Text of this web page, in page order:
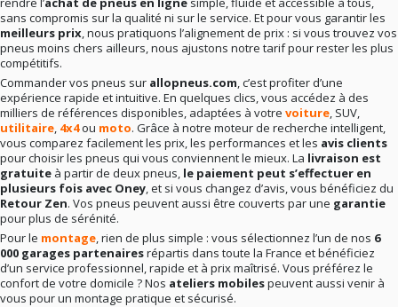
sans compromis sur la qualité ni sur le service. Et pour vous garantir les
meilleurs prix, nous pratiquons l’alignement de prix : si vous trouvez vos
pneus moins chers ailleurs, nous ajustons notre tarif pour rester les plus
compétitifs.
Commander vos pneus sur allopneus.com, c’est profiter d’une
expérience rapide et intuitive. En quelques clics, vous accédez à des
milliers de références disponibles, adaptées à votre voiture, SUV,
utilitaire, 4x4ou moto. Grâce à notre moteur de recherche intelligent,
vous comparez facilement les prix, les performances et les avis clients
pour choisir les pneus qui vous conviennent le mieux. La livraison est
gratuite à partir de deux pneus, le paiement peut s’effectuer en
plusieurs fois avec Oney, et si vous changez d’avis, vous bénéficiez du
Retour Zen. Vos pneus peuvent aussi être couverts par une garantie
pour plus de sérénité.
Pour le montage, rien de plus simple : vous sélectionnez l’un de nos 6
000 garages partenairesrépartis dans toute la France et bénéficiez
d’un service professionnel, rapide et à prix maîtrisé. Vous préférez le
confort de votre domicile ? Nos ateliers mobilespeuvent aussi venir à
vous pour un montage pratique et sécurisé.